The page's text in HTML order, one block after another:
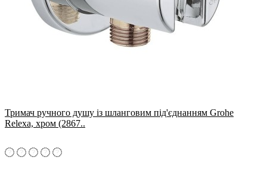
Тримач ручного душу із шланговим під'єднанням Grohe
Relexa, хром (2867..